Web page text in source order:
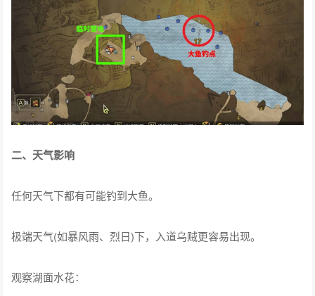
二、天气影响
任何天气下都有可能钓到大鱼。
极端天气(如暴风雨、烈日)下，入道乌贼更容易出现。
观察湖面水花：